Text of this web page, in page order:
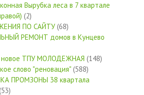
Вырубка леса в 7 квартале
(2)
ПО САЙТУ(68)
РЕМОНТ домов в Кунцево
ТПУ МОЛОДЕЖНАЯ (148)
слово "реновация"(588)
ПРОМЗОНЫ 38 квартала